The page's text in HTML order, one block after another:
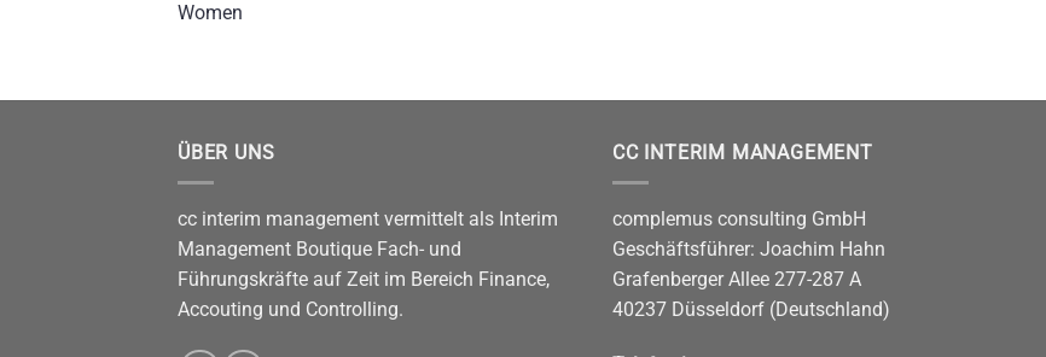
Women
ÜBER UNS
cc interim management vermittelt als Interim
Management Boutique Fach- und
Führungskräfte auf Zeit im Bereich Finance,
Accouting und Controlling.
CC INTERIM MANAGEMENT
complemus consulting GmbH
Geschäftsführer: Joachim Hahn
Grafenberger Allee 277-287 A
40237 Düsseldorf (Deutschland)